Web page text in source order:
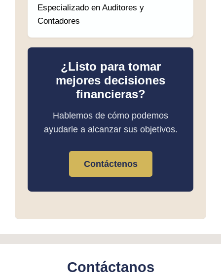
Especializado en Auditores y
Contadores
¿Listo para tomar
mejores decisiones
financieras?
Hablemos de cómo podemos
ayudarle a alcanzar sus objetivos.
Contáctenos
Contáctanos